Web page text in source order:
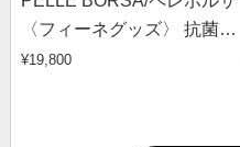
〈フィーネグッズ〉 抗菌財
布 長財布
¥19,800